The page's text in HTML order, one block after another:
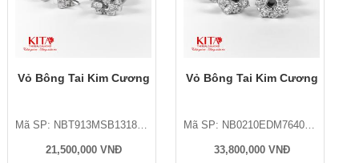
Vỏ Bông Tai Kim Cương
Mã SP: NBT913MSB13183/1KG
21,500,000 VNĐ
Vỏ Bông Tai Kim Cương
33,800,000 VNĐ